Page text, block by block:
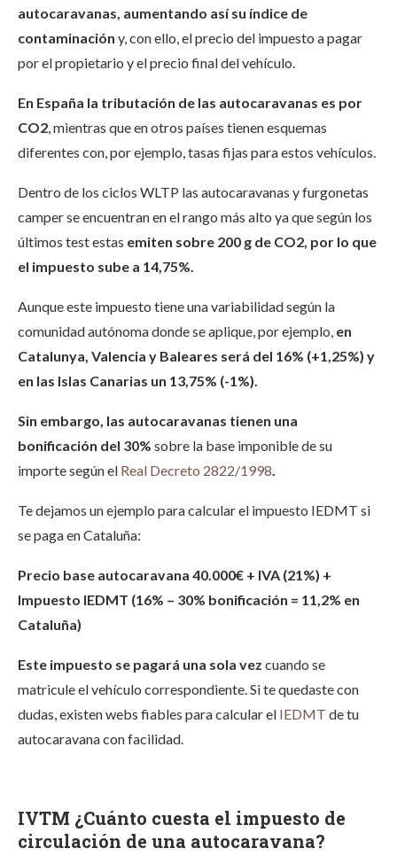
autocaravanas, aumentando así su índice de
contaminación y, con ello, el precio del impuesto a pagar
por el propietario y el precio final del vehículo.
En España la tributación de las autocaravanas es por
CO2 , mientras que en otros países tienen esquemas
diferentes con, por ejemplo, tasas fijas para estos vehículos.
Dentro de los ciclos WLTP las autocaravanas y furgonetas
camper se encuentran en el rango más alto ya que según los
últimos test estas emiten sobre 200 g de CO2, por lo que
el impuesto sube a 14,75%.
Aunque este impuesto tiene una variabilidad según la
comunidad autónoma donde se aplique, por ejemplo, en
Catalunya, Valencia y Baleares será del 16% (+1,25%) y
en las Islas Canarias un 13,75% (-1%).
Sin embargo, las autocaravanas tienen una
bonificación del 30% sobre la base imponible de su
importe según el Real Decreto 2822/1998
Te dejamos un ejemplo para calcular el impuesto IEDMT si
se paga en Cataluña:
Precio base autocaravana 40.000€ + IVA (21%) +
Impuesto IEDMT (16% – 30% bonificación = 11,2% en
Cataluña)
Este impuesto se pagará una sola vez cuando se
matricule el vehículo correspondiente. Si te quedaste con
dudas, existen webs fiables para calcular el IEDMT de tu
autocaravana con facilidad.
IVTM ¿Cuánto cuesta el impuesto de
circulación de una autocaravana?